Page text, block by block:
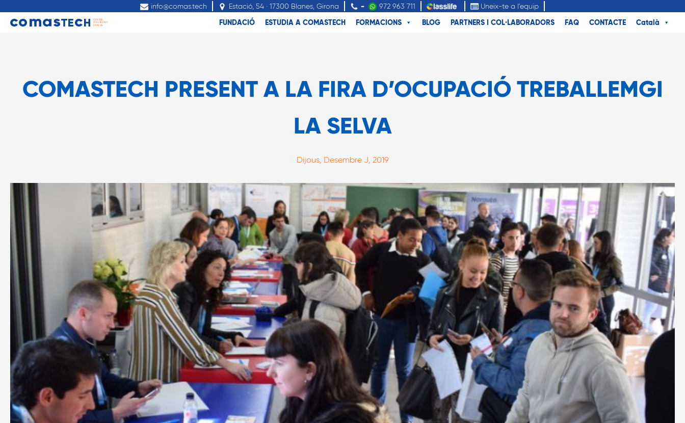
info@comas.tech Estació, 54 · 17300 Blanes, Girona - 972 963 711 Uneix-te a l'equip
FUNDACIÓ ESTUDIA A COMASTECH FORMACIONS BLOG PARTNERS I COL·LABORADORS FAQ CONTACTE Català
COMASTECH PRESENT A LA FIRA D’OCUPACIÓ TREBALLEMGI
LA SELVA
Dijous, Desembre J, 2019